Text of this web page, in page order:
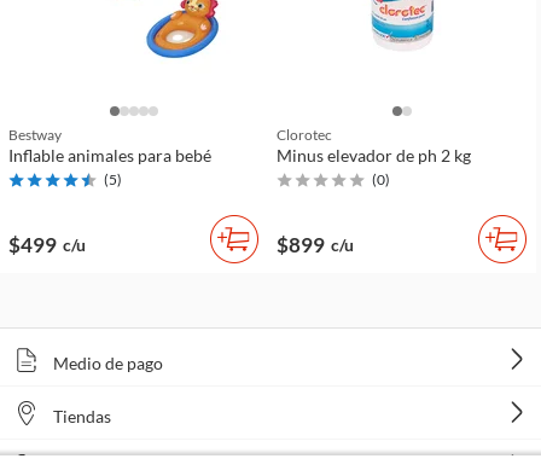
Bestway
Inflable animales para bebé
(5)
$499 c/u
Clorotec
Minus elevador de ph 2 kg
(0)
$899 c/u
Medio de pago
Tiendas